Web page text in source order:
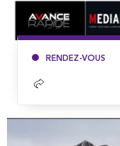
RENDEZ-VOUS
Lire